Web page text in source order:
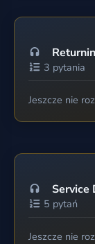
3 pytania
Jeszcze nie
Service
5 pytań
Jeszcze nie